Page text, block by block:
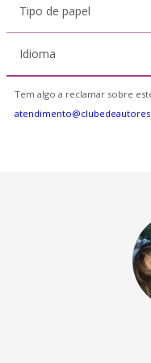
Tipo de papel
Idioma
Tem algo a reclamar sobre